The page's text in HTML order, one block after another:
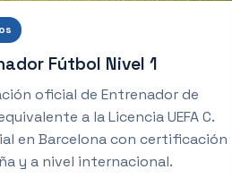
Fútbol Nivel 1
oficial de Entrenador de
a la Licencia UEFA C.
en Barcelona con certificación
y a nivel internacional.